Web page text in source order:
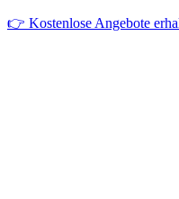
👉 Kostenlose Angebote